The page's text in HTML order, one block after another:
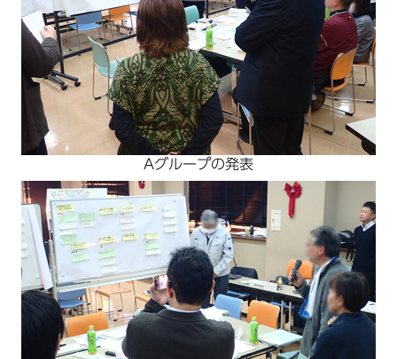
Aグループの発表